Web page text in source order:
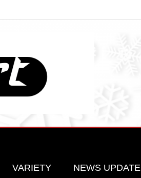
VARIETY NEWS UPDATE